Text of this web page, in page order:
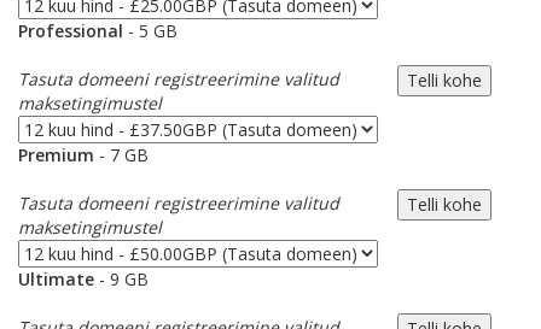
Professional - 5 GB
Tasuta domeeni registreerimine valitud
maksetingimustel
Premium - 7 GB
Tasuta domeeni registreerimine valitud
maksetingimustel
Ultimate - 9 GB